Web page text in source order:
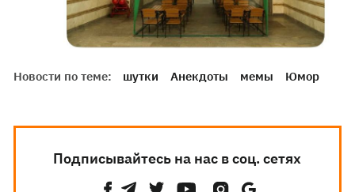
Новости по теме: шутки Анекдоты мемы Юмор
Подписывайтесь на нас в соц. сетях